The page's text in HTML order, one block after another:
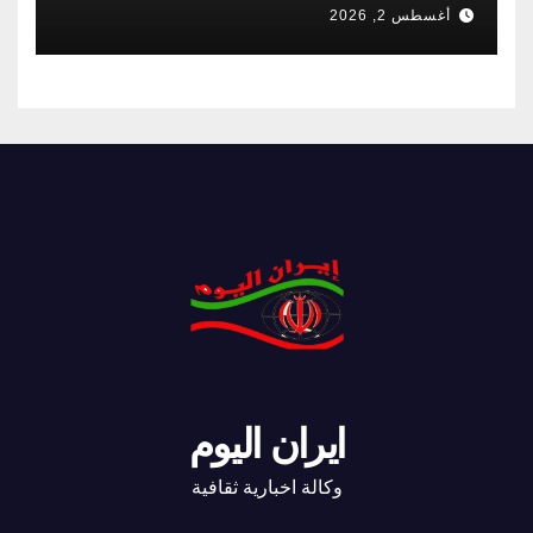
أغسطس 2, 2026
ايران اليوم
وكالة اخبارية ثقافية